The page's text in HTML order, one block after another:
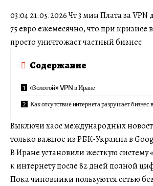
03:04 21.05.2026 Чт 3 мин Плата за VPN
75 евро ежемесячно, что при кризисе
просто уничтожает частный бизнес
Содержание
«Золотой» VPN в Иране
Как отсутствие интернета разрушает бизнес
Выключи хаос международных
только важное из РБК-Украина в
В Иране установили жесткую систему
к интернету после 82 дней полной
Пока чиновники пользуются сетью